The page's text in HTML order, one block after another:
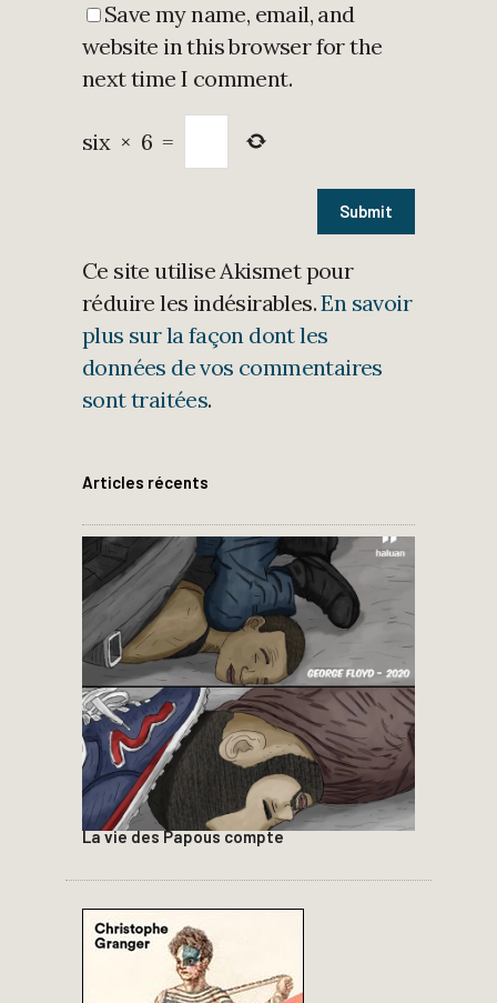
Save my name, email, and
website in this browser for the
next time I comment.
six × 6 =
Ce site utilise Akismet pour
réduire les indésirables.En savoir
plus sur la façon dont les
données de vos commentaires
sont traitées.
Articles récents
La vie des Papous compte